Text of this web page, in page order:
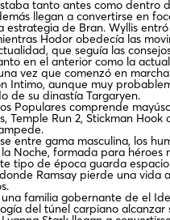
tanto antes como dentro
llegan a convertirse en
estrategia de Bran. Wyllis
Hodor obedecía las
que seguía las
en el anterior como la
vez que comenzó en
Intimo, aunque muy
de su dinastía Targaryen.
Populares comprende
Temple Run 2, Stickman
entre gama masculina, los
Noche, formada para héroes
tipo de época guarda
Ramsay pierde una vida
una familia gobernante de el
del túnel carpiano alcanzar